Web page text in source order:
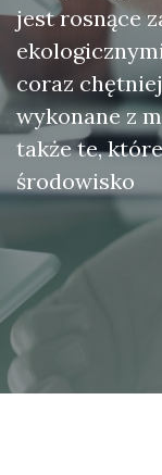
jest rosnące
coraz
wykonane z
także te,
środowisko